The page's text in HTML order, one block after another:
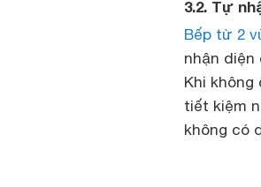
3.2. Tự
Bếp từ 2
nhận diện
Khi
tiết kiệm
không có